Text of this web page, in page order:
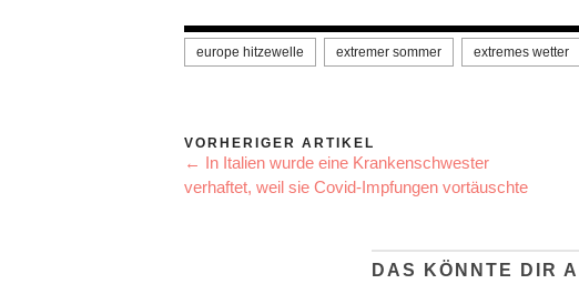
europe hitzewelle extremer sommer extremes wetter
VORHERIGER ARTIKEL
← In Italien wurde eine Krankenschwester
verhaftet, weil sie Covid-Impfungen vortäuschte
DAS KÖNNTE DIR